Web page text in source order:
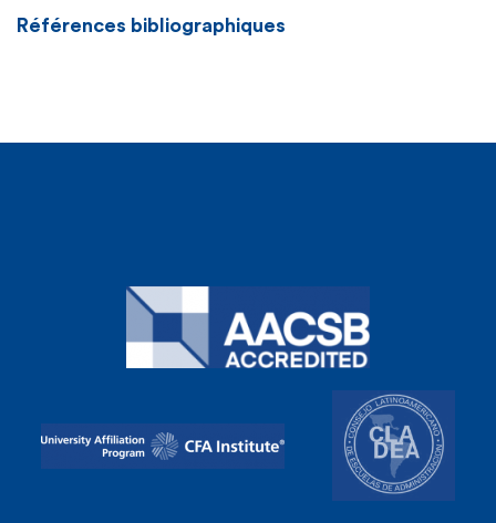
Références bibliographiques